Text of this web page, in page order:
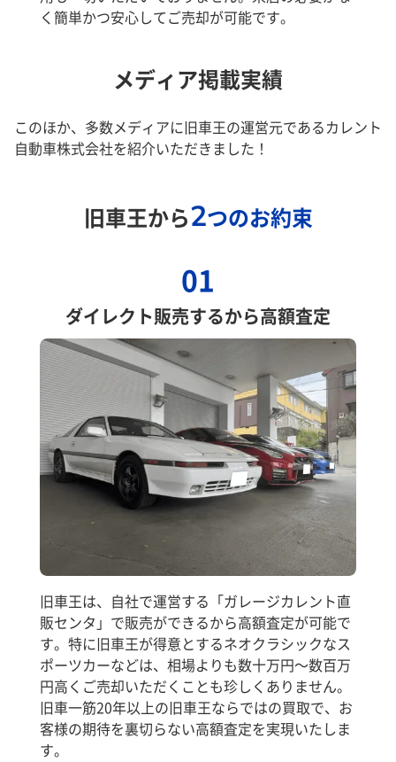
く簡単かつ安心してご売却が可能です。
メディア掲載実績
このほか、多数メディアに旧車王の運営元であるカレント
自動車株式会社を紹介いただきました！
旧車王から2つのお約束
01
ダイレクト販売するから高額査定
旧車王は、自社で運営する「ガレージカレント直
販センタ」で販売ができるから高額査定が可能で
す。特に旧車王が得意とするネオクラシックなス
ポーツカーなどは、相場よりも数十万円～数百万
円高くご売却いただくことも珍しくありません。
旧車一筋20年以上の旧車王ならではの買取で、お
客様の期待を裏切らない高額査定を実現いたしま
す。